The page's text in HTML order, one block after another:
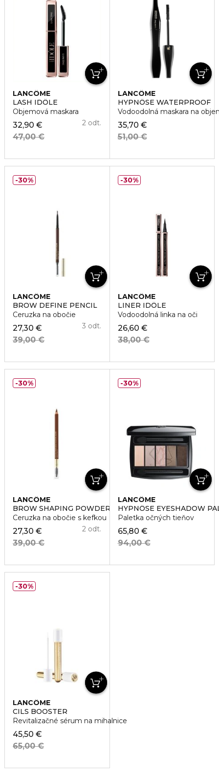
LANCÔME
LASH IDÔLE
Objemová maskara
32,90 €
47,00 €
2 odt.
LANCÔME
HYPNÔSE WATERPROOF
Vodoodolná maskara na
35,70 €
51,00 €
LANCÔME
BROW DEFINE PENCIL
Ceruzka na obočie
27,30 €
39,00 €
3 odt.
30%
LANCÔME
LINER IDÔLE
Vodoodolná linka na oči
26,60 €
38,00 €
30%
LANCÔME
BROW SHAPING POWDERY PENCIL
Ceruzka na obočie s kefkou
27,30 €
39,00 €
2 odt.
30%
LANCÔME
HYPNÔSE EYESHADOW
Paletka očných tieňov
65,80 €
94,00 €
30%
LANCÔME
CILS BOOSTER
Revitalizačné sérum na mihalnice
45,50 €
65,00 €
30%